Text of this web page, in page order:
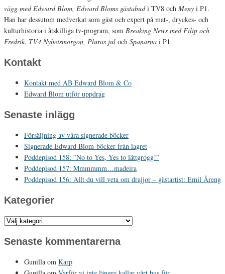
vägg med Edward Blom, Edward Bloms gästabudi TV8 och Meny i P1.
Han har dessutom medverkat som gäst och expert på mat-, dryckes- och
kulturhistoria i åtskilliga tv-program, som Breaking News med Filip och
Fredrik, TV4 Nyhetsmorgon, Pluras jul och Spanarna i P1.
Kontakt
Kontakt med AB Edward Blom & Co
Edward Blom utför uppdrag
Senaste inlägg
Försäljning av våra signerade böcker
Signerade Edward Blom-böcker från lagret
Poddepisod 158: ”No to Yes, Yes to lättgrogg!”
Poddepisod 157: Mmmmmm…madeira
Poddepisod 156: Allt du vill veta om drajjor – gästartist: Emil Åreng
Kategorier
Kategorier
Senaste kommentarerna
Gunilla om Karp